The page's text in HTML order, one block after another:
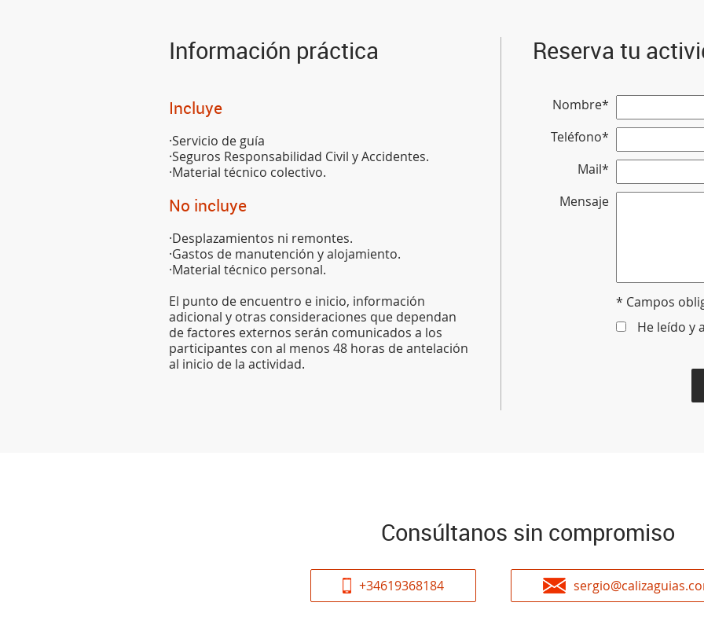
Información práctica
Incluye
·Servicio de guía
·Seguros Responsabilidad Civil y Accidentes.
·Material técnico colectivo.
No incluye
·Desplazamientos ni remontes.
·Gastos de manutención y alojamiento.
·Material técnico personal.
El punto de encuentro e inicio, información
adicional y otras consideraciones que dependan
de factores externos serán comunicados a los
participantes con al menos 48 horas de antelación
al inicio de la actividad.
Reserva tu
Nombre*
Teléfono*
Mail*
Mensaje
* Campos
He leído y
Consúltanos sin compromiso
+34619368184